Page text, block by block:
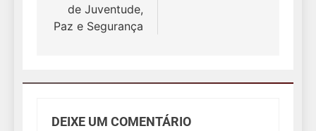
de Juventude,
Paz e Segurança
DEIXE UM COMENTÁRIO